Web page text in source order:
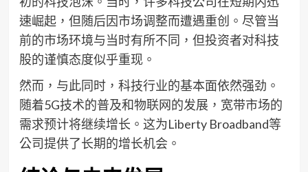
速崛起，但随后因市场调整而遭遇重创。尽管当
前的市场环境与当时有所不同，但投资者对科技
股的谨慎态度似乎重现。
然而，与此同时，科技行业的基本面依然强劲。
随着5G技术的普及和物联网的发展，宽带市场的
需求预计将继续增长。这为Liberty Broadband等
公司提供了长期的增长机会。